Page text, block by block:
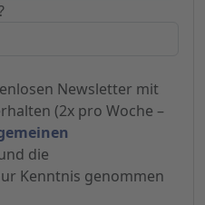
Newsletter mit
(2x pro Woche –
die
Kenntnis genommen